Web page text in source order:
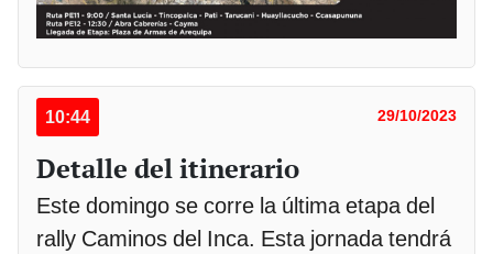
10:44 29/10/2023
Detalle del itinerario
Este domingo se corre la última etapa del
rally Caminos del Inca. Esta jornada tendrá